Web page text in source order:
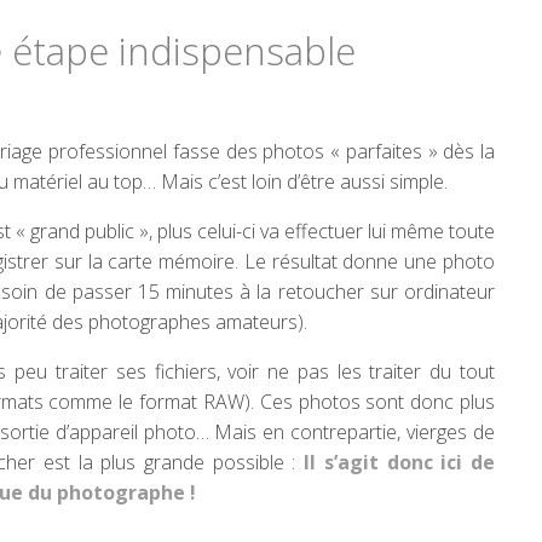
indispensable
professionnel fasse des photos « parfaites » dès la
au top… Mais c’est loin d’être aussi simple.
grand public », plus celui-ci va effectuer lui même toute
sur la carte mémoire. Le résultat donne une photo
de passer 15 minutes à la retoucher sur ordinateur
des photographes amateurs).
peu traiter ses fichiers, voir ne pas les traiter du tout
comme le format RAW). Ces photos sont donc plus
d’appareil photo… Mais en contrepartie, vierges de
est la plus grande possible : Il s’agit donc ici de
du photographe !